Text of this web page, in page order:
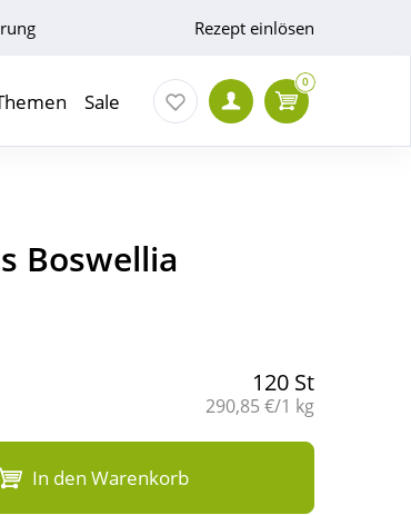
Rezept einlösen
Sale
0
Boswellia
120 St
Grundpreis:
290,85 €/1 kg
In den Warenkorb